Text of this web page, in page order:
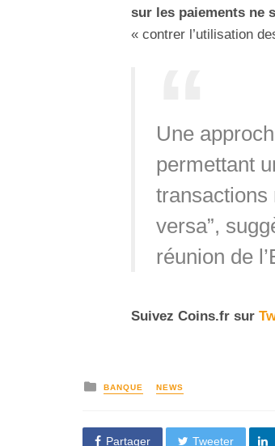
sur les paiements ne
« contrer l’utilisation
Une
permettant
transactions
versa”,
réunion de
Suivez Coins.fr sur
BANQUE NEWS
Partager Tweeter